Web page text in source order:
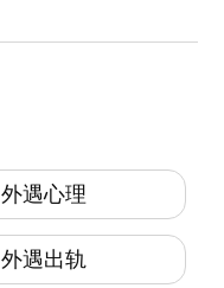
外遇心理
外遇出轨